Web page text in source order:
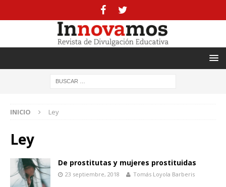
INICIO Ley
Ley
De prostitutas y mujeres prostituidas
23 septiembre, 2018 Tomás Loyola Barberis